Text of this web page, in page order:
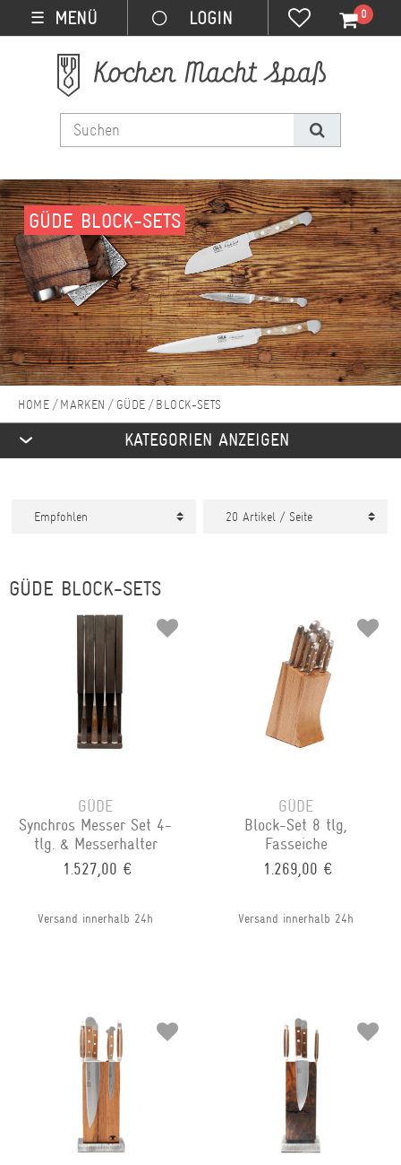
☰ MENÜ 0
GÜDE BLOCK-SETS
MARKEN GÜDE BLOCK-SETS
KATEGORIEN ANZEIGEN
GÜDE BLOCK-SETS
GÜDE
Synchros Messer Set 4-
tlg. & Messerhalter
1.527,00 €
Versand innerhalb 24h
GÜDE
Block-Set 8 tlg,
Fasseiche
1.269,00 €
Versand innerhalb 24h